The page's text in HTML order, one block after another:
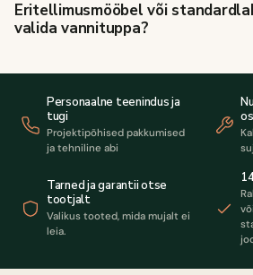
Eritellimusmööbel või
valida vannituppa?
Personaalne teenindus ja
tugi
Projektipõhised pakkumised
ja tehniline abi
Tarned ja garantii otse
tootjalt
Valikus tooted, mida mujalt ei
leia.